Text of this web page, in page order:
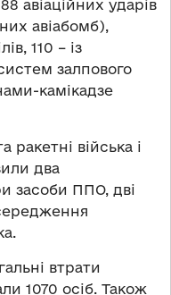
авіаційних ударів
авіабомб),
110 – із
залпового
камікадзе
ракетні війська і
два
засоби ППО, дві
втрати
1070 осіб. Також